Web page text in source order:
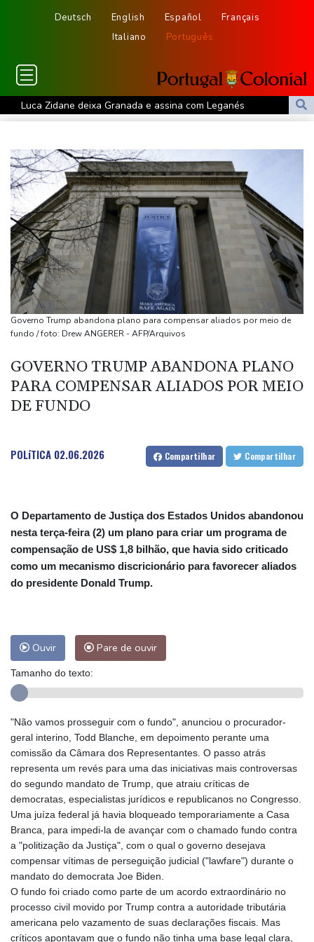
Deutsch English Español
Français
Italiano
Português
Luca Zidane deixa Granada e assina com Leganés
Rybakina derrota Li e vai às oitavas do WTA 1000 de Toronto
região petrolífera
Rebeca Andrade tira nota mais alta do mundo no salto em 2026
Rússia nega estar por trás do drone com explosivos encontrado
em aeroporto alemão
De la Espriella: um milionário pró-Trump na Presidência da
Colômbia
Vasco anuncia contratação do atacante argentino Facundo
Colidio
Ex-advogado de Trump pronto para ser confirmado como
procurador-geral dos EUA
Espanha lança ultimato à Itália para que levante controles
fronteiriços
Obras do salão de baile de Trump são bloqueadas em recurso
Governo Trump abandona plano para compensar aliados por meio de
fundo / foto: Drew ANGERER - AFP/Arquivos
GOVERNO TRUMP ABANDONA PLANO
PARA COMPENSAR ALIADOS POR MEIO
DE FUNDO
POLíTICA 02.06.2026 Compartilhar Compartilhar
O Departamento de Justiça dos Estados Unidos abandonou
nesta terça-feira (2) um plano para criar um programa de
compensação de US$ 1,8 bilhão, que havia sido criticado
como um mecanismo discricionário para favorecer aliados
do presidente Donald Trump.
Ouvir Pare de ouvir
Tamanho do texto:
"Não vamos prosseguir com o fundo", anunciou o procurador-
geral interino, Todd Blanche, em depoimento perante uma
comissão da Câmara dos Representantes. O passo atrás
representa um revés para uma das iniciativas mais controversas
do segundo mandato de Trump, que atraiu críticas de
democratas, especialistas jurídicos e republicanos no Congresso.
Uma juíza federal já havia bloqueado temporariamente a Casa
Branca, para impedi-la de avançar com o chamado fundo contra
a "politização da Justiça", com o qual o governo desejava
compensar vítimas de perseguição judicial ("lawfare") durante o
mandato do democrata Joe Biden.
O fundo foi criado como parte de um acordo extraordinário no
processo civil movido por Trump contra a autoridade tributária
americana pelo vazamento de suas declarações fiscais. Mas
críticos apontavam que o fundo não tinha uma base legal clara,